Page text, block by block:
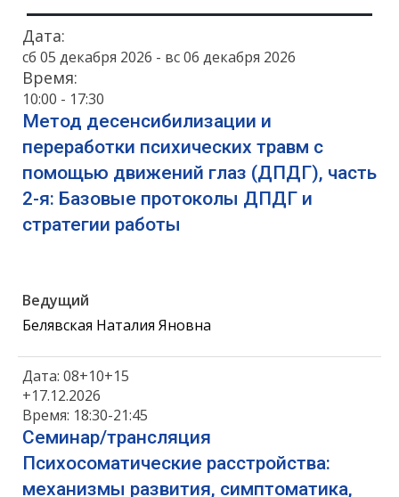
Дата:
сб 05 декабря 2026 - вс 06 декабря 2026
Время:
10:00 - 17:30
Метод десенсибилизации и
переработки психических травм с
помощью движений глаз (ДПДГ), часть
2-я: Базовые протоколы ДПДГ и
стратегии работы
Ведущий
Белявская Наталия Яновна
Дата: 08+10+15
+17.12.2026
Время: 18:30-21:45
Семинар/трансляция
Психосоматические расстройства:
механизмы развития, симптоматика,